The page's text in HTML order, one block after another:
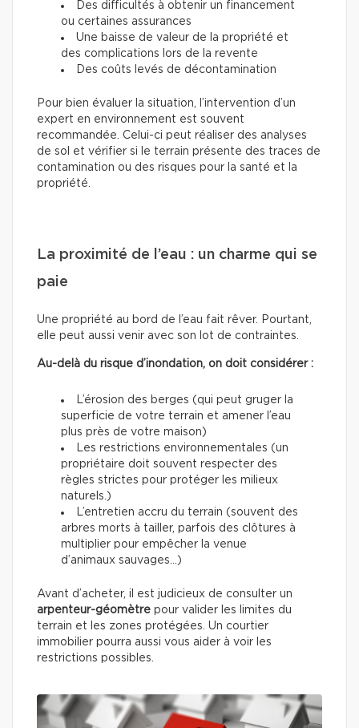
Des difficultés à obtenir un financement
ou certaines assurances
Une baisse de valeur de la propriété et
des complications lors de la revente
Des coûts levés de décontamination
Pour bien évaluer la situation, l’intervention d’un
expert en environnement est souvent
recommandée. Celui-ci peut réaliser des analyses
de sol et vérifier si le terrain présente des traces de
contamination ou des risques pour la santé et la
propriété.
La proximité de l’eau : un charme qui se
paie
Une propriété au bord de l’eau fait rêver. Pourtant,
elle peut aussi venir avec son lot de contraintes.
Au-delà du risque d’inondation, on doit considérer :
L’érosion des berges (qui peut gruger la
superficie de votre terrain et amener l’eau
plus près de votre maison)
Les restrictions environnementales (un
propriétaire doit souvent respecter des
règles strictes pour protéger les milieux
naturels.)
L’entretien accru du terrain (souvent des
arbres morts à tailler, parfois des clôtures à
multiplier pour empêcher la venue
d’animaux sauvages…)
Avant d’acheter, il est judicieux de consulter un
arpenteur-géomètre pour valider les limites du
terrain et les zones protégées. Un courtier
immobilier pourra aussi vous aider à voir les
restrictions possibles.